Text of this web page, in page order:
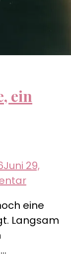
ein
Juni 29,
zu
Zwei
Freunde,
eine
Langsam